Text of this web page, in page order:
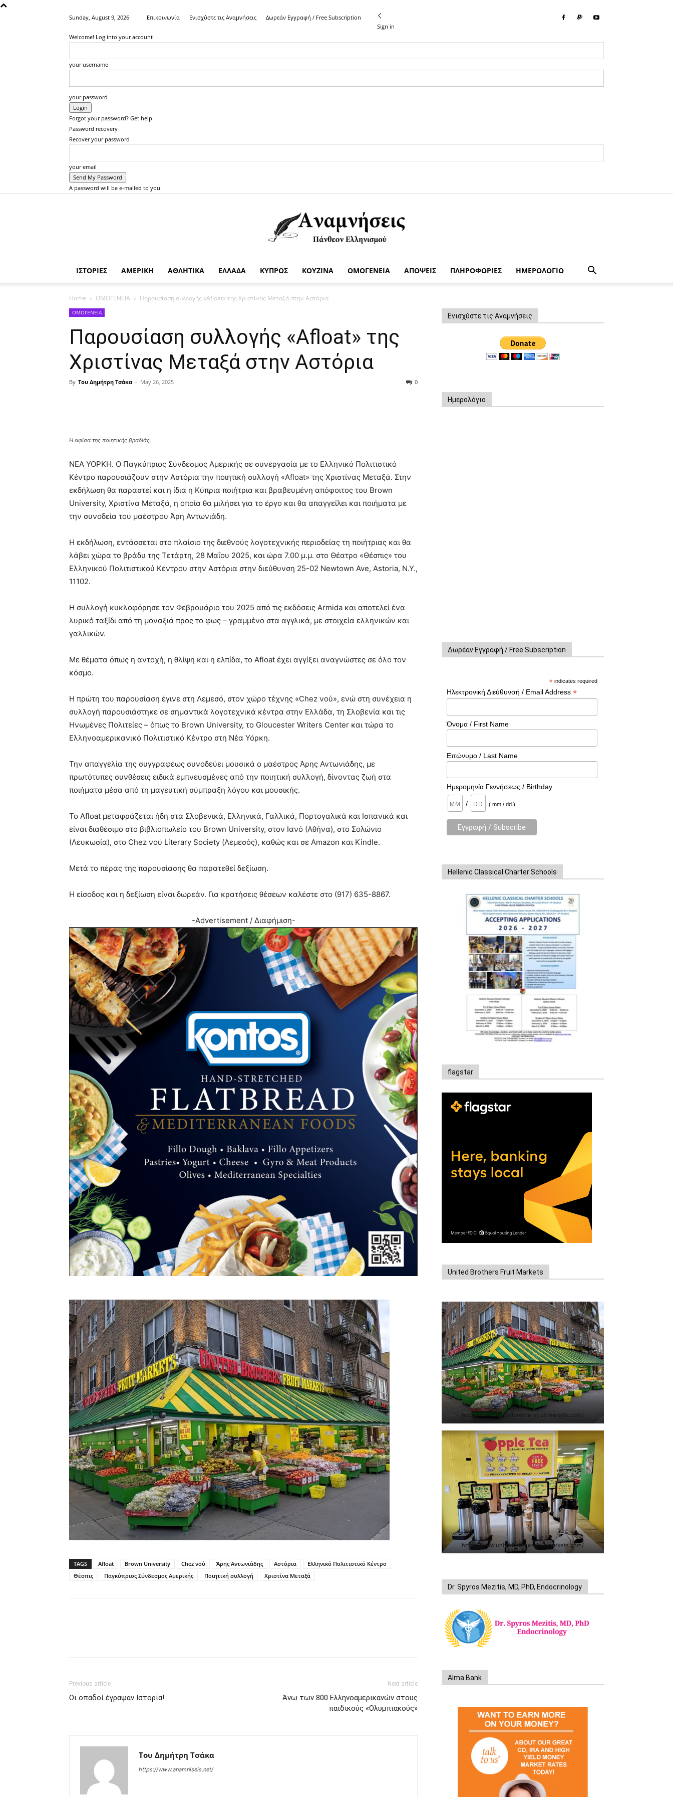
Sunday, August 9, 2026 Επικοινωνία Ενισχύστε τις Αναμνήσεις
Δωρεάν Εγγραφή / Free Subscription
Sign in
Welcome! Log into your account
your username
your password
Forgot your password? Get help
Password recovery
Recover your password
your email
A password will be e-mailed to you.
ΙΣΤΟΡΙΕΣ ΑΜΕΡΙΚΗ ΑΘΛΗΤΙΚΑ ΕΛΛΑΔΑ ΚΥΠΡΟΣ ΚΟΥΖΙΝΑ ΟΜΟΓΕΝΕΙΑ ΑΠΟΨΕΙΣ ΠΛΗΡΟΦΟΡΙΕΣ ΗΜΕΡΟΛΟΓΙΟ
Home ΟΜΟΓΕΝΕΙΑ Παρουσίαση συλλογής «Afloat» της Χριστίνας Μεταξά στην Αστόρια
ΟΜΟΓΕΝΕΙΑ
Παρουσίαση συλλογής «Afloat» της
Χριστίνας Μεταξά στην Αστόρια
By Του Δημήτρη Τσάκα - May 26, 2025 0
Η αφίσα της ποιητικής βραδιάς.
ΝΕΑ ΥΟΡΚΗ. Ο Παγκύπριος Σύνδεσμος Αμερικής σε συνεργασία με το Ελληνικό Πολιτιστικό
Κέντρο παρουσιάζουν στην Αστόρια την ποιητική συλλογή «Afloat» της Χριστίνας Μεταξά. Στην
εκδήλωση θα παραστεί και η ίδια η Κύπρια ποιήτρια και βραβευμένη απόφοιτος του Brown
University, Χριστίνα Μεταξά, η οποία θα μιλήσει για το έργο και θα απαγγείλει και ποιήματα με
την συνοδεία του μαέστρου Άρη Αντωνιάδη.
Η εκδήλωση, εντάσσεται στο πλαίσιο της διεθνούς λογοτεχνικής περιοδείας τη ποιήτριας και θα
λάβει χώρα το βράδυ της Τετάρτη, 28 Μαΐου 2025, και ώρα 7.00 μ.μ. στο Θέατρο «Θέσπις» του
Ελληνικού Πολιτιστικού Κέντρου στην Αστόρια στην διεύθυνση 25-02 Newtown Ave, Astoria, N.Y.,
11102.
Η συλλογή κυκλοφόρησε τον Φεβρουάριο του 2025 από τις εκδόσεις Armida και αποτελεί ένα
λυρικό ταξίδι από τη μοναξιά προς το φως – γραμμένο στα αγγλικά, με στοιχεία ελληνικών και
γαλλικών.
Με θέματα όπως η αντοχή, η θλίψη και η ελπίδα, το Afloat έχει αγγίξει αναγνώστες σε όλο τον
κόσμο.
Η πρώτη του παρουσίαση έγινε στη Λεμεσό, στον χώρο τέχνης «Chez νού», ενώ στη συνέχεια η
συλλογή παρουσιάστηκε σε σημαντικά λογοτεχνικά κέντρα στην Ελλάδα, τη Σλοβενία και τις
Ηνωμένες Πολιτείες – όπως το Brown University, το Gloucester Writers Center και τώρα το
Ελληνοαμερικανικό Πολιτιστικό Κέντρο στη Νέα Υόρκη.
Την απαγγελία της συγγραφέως συνοδεύει μουσικά ο μαέστρος Άρης Αντωνιάδης, με
πρωτότυπες συνθέσεις ειδικά εμπνευσμένες από την ποιητική συλλογή, δίνοντας ζωή στα
ποιήματα μέσα από τη μαγευτική σύμπραξη λόγου και μουσικής.
Το Afloat μεταφράζεται ήδη στα Σλοβενικά, Ελληνικά, Γαλλικά, Πορτογαλικά και Ισπανικά και
είναι διαθέσιμο στο βιβλιοπωλείο του Brown University, στον Ιανό (Αθήνα), στο Σολώνιο
(Λευκωσία), στο Chez νού Literary Society (Λεμεσός), καθώς και σε Amazon και Kindle.
Μετά το πέρας της παρουσίασης θα παρατεθεί δεξίωση.
Η είσοδος και η δεξίωση είναι δωρεάν. Για κρατήσεις θέσεων καλέστε στο (917) 635-8867.
-Advertisement / Διαφήμιση-
TAGS Afloat Brown University Chez νού Άρης Αντωνιάδης Αστόρια
Ελληνικό Πολιτιστικό Κέντρο
Θέσπις
Παγκύπριος Σύνδεσμος Αμερικής Ποιητική συλλογή Χριστίνα Μεταξά
Previous article
Οι οπαδοί έγραψαν Ιστορία!
Next article
Άνω των 800 Ελληνοαμερικανών στους
παιδικούς «Ολυμπιακούς»
Του Δημήτρη Τσάκα
https://www.anamniseis.net/
Ενισχύστε τις Αναμνήσεις
Ημερολόγιο
Δωρέαν Εγγραφή / Free Subscription
* indicates required
Ηλεκτρονική Διεύθυνσή / Email Address *
Όνομα / First Name
Επώνυμο / Last Name
Ημερομηνία Γεννήσεως / Birthday
/ ( mm / dd )
Hellenic Classical Charter Schools
flagstar
United Brothers Fruit Markets
https://www.unitedbrothersfruitmarkets.com/
https://www.unitedbrothersfruitmarkets.com/
Dr. Spyros Mezitis, MD, PhD, Endocrinology
Alma Bank